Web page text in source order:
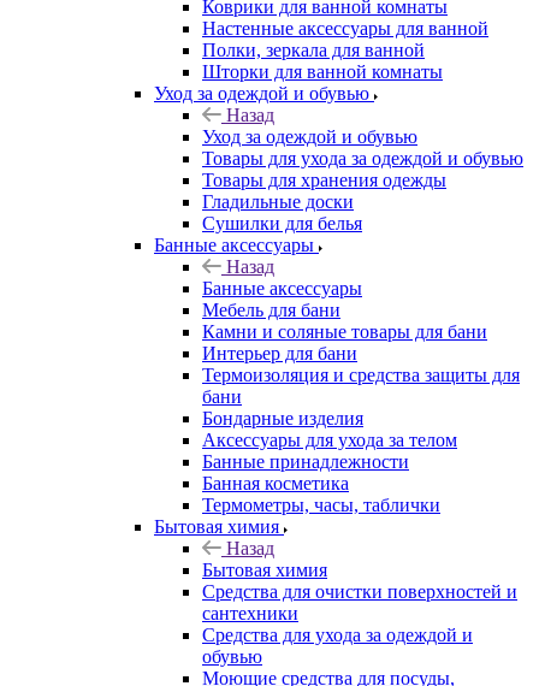
Коврики для ванной комнаты
Настенные аксессуары для ванной
Полки, зеркала для ванной
Шторки для ванной комнаты
Уход за одеждой и обувью
Назад
Уход за одеждой и обувью
Товары для ухода за одеждой и обувью
Товары для хранения одежды
Гладильные доски
Сушилки для белья
Банные аксессуары
Назад
Банные аксессуары
Мебель для бани
Камни и соляные товары для бани
Интерьер для бани
Термоизоляция и средства защиты для
бани
Бондарные изделия
Аксеcсуары для ухода за телом
Банные принадлежности
Банная косметика
Термометры, часы, таблички
Бытовая химия
Назад
Бытовая химия
Средства для очистки поверхностей и
сантехники
Средства для ухода за одеждой и
обувью
Моющие средства для посуды,